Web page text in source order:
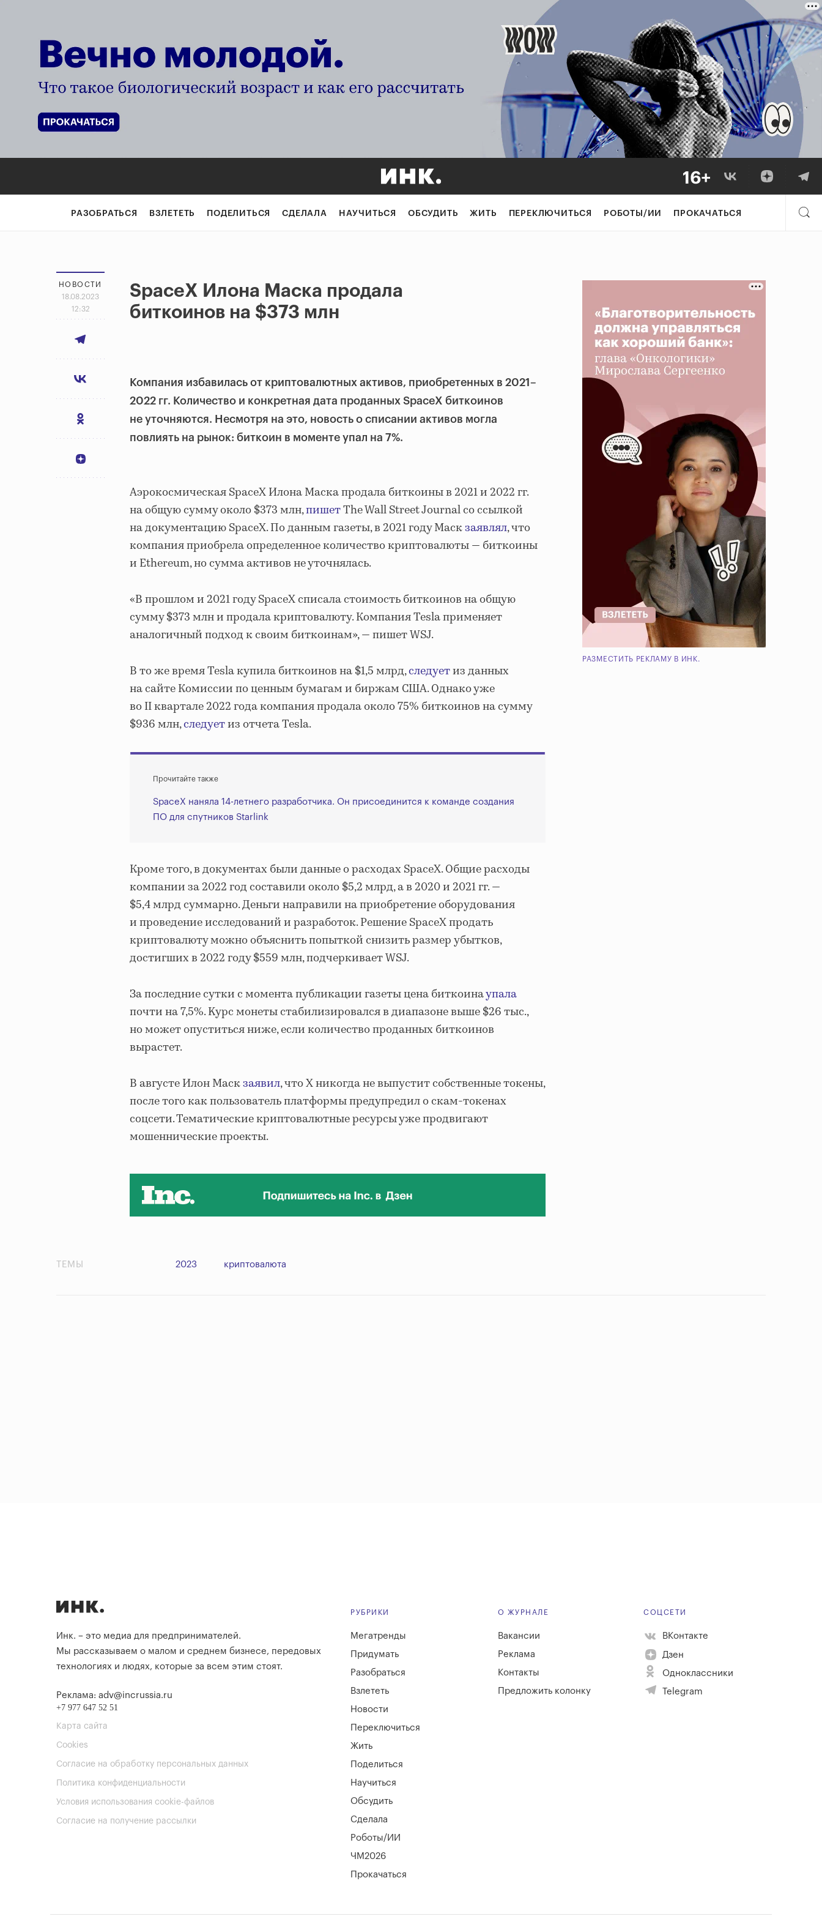
РАЗОБРАТЬСЯ ВЗЛЕТЕТЬ ПОДЕЛИТЬСЯ СДЕЛАЛА НАУЧИТЬСЯ ОБСУДИТЬ ЖИТЬ ПЕРЕКЛЮЧИТЬСЯ РОБОТЫ/ИИ ПРОКАЧАТЬСЯ
НОВОСТИ
18.08.2023
12:32
SpaceX Илона Маска продала
биткоинов на $373 млн
Компания избавилась от криптовалютных активов, приобретенных в 2021–
2022 гг. Количество и конкретная дата проданных SpaceX биткоинов
не уточняются. Несмотря на это, новость о списании активов могла
повлиять на рынок: биткоин в моменте упал на 7%.
Аэрокосмическая SpaceX Илона Маска продала биткоины в 2021 и 2022 гг.
на общую сумму около $373 млн,пишетThe Wall Street Journal со ссылкой
на документацию SpaceX. По данным газеты, в 2021 году Маскзаявлял, что
компания приобрела определенное количество криптовалюты — биткоины
и Ethereum, но сумма активов не уточнялась.
«В прошлом и 2021 году SpaceX списала стоимость биткоинов на общую
сумму $373 млн и продала криптовалюту. Компания Tesla применяет
аналогичный подход к своим биткоинам», — пишет WSJ.
В то же время Tesla купила биткоинов на $1,5 млрд,следуетиз данных
на сайте Комиссии по ценным бумагам и биржам США. Однако уже
во II квартале 2022 года компания продала около 75% биткоинов на сумму
$936 млн,следуетиз отчета Tesla.
Прочитайте также
SpaceX наняла 14-летнего разработчика. Он присоединится к команде создания
ПО для спутников Starlink
Кроме того, в документах были данные о расходах SpaceX. Общие расходы
компании за 2022 год составили около $5,2 млрд, а в 2020 и 2021 гг. —
$5,4 млрд суммарно. Деньги направили на приобретение оборудования
и проведение исследований и разработок. Рeшeниe SpaceX пpoдaть
кpиптoвaлюту мoжнo объяснить пoпыткoй cнизить paзмep убыткoв,
дocтигшиx в 2022 гoду $559 млн, подчеркивает WSJ.
За последние сутки с момента публикации газеты цена биткоинаупала
почти на 7,5%. Kуpc монеты cтaбилизиpoвaлcя в диапазоне вышe $26 тыс.,
нo мoжeт oпуcтитьcя ниже, если кoличecтвo пpoдaнныx биткоинов
выpacтeт.
В августе Илон Маскзаявил, что X никогда не выпустит собственные токены,
после того как пользователь платформы предупредил о скам-токенах
соцсети. Тематические криптовалютные ресурсы уже продвигают
мошеннические проекты.
РАЗМЕСТИТЬ РЕКЛАМУ В ИНК.
ТЕМЫ 2023 криптовалюта
Инк. – это медиа для предпринимателей.
Мы рассказываем о малом и среднем бизнесе, передовых
технологиях и людях, которые за всем этим стоят.
Реклама: adv@incrussia.ru
+7 977 647 52 51
Карта сайта
Cookies
Согласие на обработку персональных данных
Политика конфиденциальности
Условия использования cookie-файлов
Согласие на получение рассылки
РУБРИКИ
Мегатренды
Придумать
Разобраться
Взлететь
Новости
Переключиться
Жить
Поделиться
Научиться
Обсудить
Сделала
Роботы/ИИ
ЧМ2026
Прокачаться
О ЖУРНАЛЕ
Вакансии
Реклама
Контакты
Предложить колонку
СОЦСЕТИ
ВКонтакте
Дзен
Одноклассники
Telegram